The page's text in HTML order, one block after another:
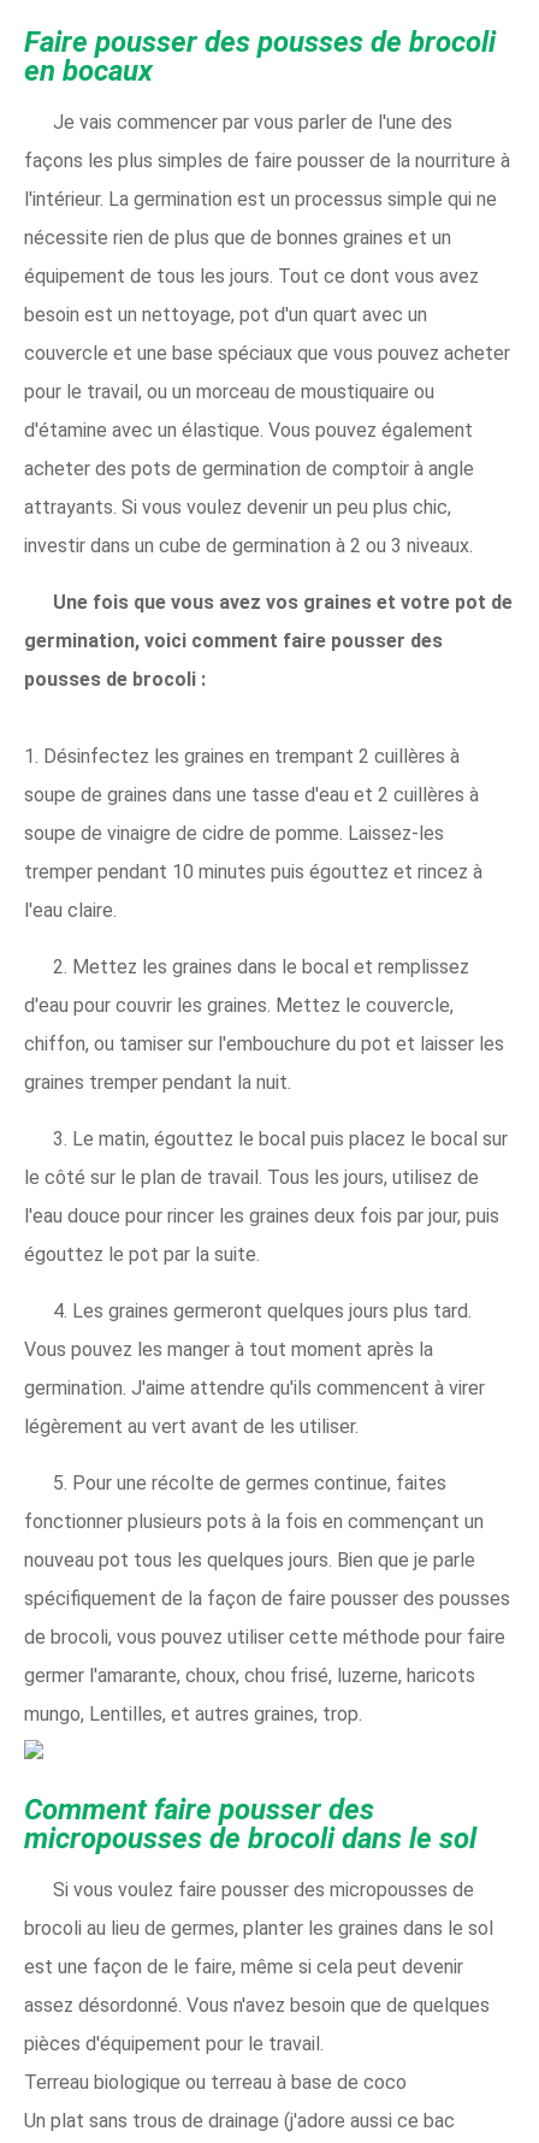
Faire pousser des pousses de brocoli
en bocaux
Je vais commencer par vous parler de l'une des
façons les plus simples de faire pousser de la nourriture à
l'intérieur. La germination est un processus simple qui ne
nécessite rien de plus que de bonnes graines et un
équipement de tous les jours. Tout ce dont vous avez
besoin est un nettoyage, pot d'un quart avec un
couvercle et une base spéciaux que vous pouvez acheter
pour le travail, ou un morceau de moustiquaire ou
d'étamine avec un élastique. Vous pouvez également
acheter des pots de germination de comptoir à angle
attrayants. Si vous voulez devenir un peu plus chic,
investir dans un cube de germination à 2 ou 3 niveaux.
Une fois que vous avez vos graines et votre pot de
germination, voici comment faire pousser des
pousses de brocoli :
1. Désinfectez les graines en trempant 2 cuillères à
soupe de graines dans une tasse d'eau et 2 cuillères à
soupe de vinaigre de cidre de pomme. Laissez-les
tremper pendant 10 minutes puis égouttez et rincez à
l'eau claire.
2. Mettez les graines dans le bocal et remplissez
d'eau pour couvrir les graines. Mettez le couvercle,
chiffon, ou tamiser sur l'embouchure du pot et laisser les
graines tremper pendant la nuit.
3. Le matin, égouttez le bocal puis placez le bocal sur
le côté sur le plan de travail. Tous les jours, utilisez de
l'eau douce pour rincer les graines deux fois par jour, puis
égouttez le pot par la suite.
4. Les graines germeront quelques jours plus tard.
Vous pouvez les manger à tout moment après la
germination. J'aime attendre qu'ils commencent à virer
légèrement au vert avant de les utiliser.
5. Pour une récolte de germes continue, faites
fonctionner plusieurs pots à la fois en commençant un
nouveau pot tous les quelques jours. Bien que je parle
spécifiquement de la façon de faire pousser des pousses
de brocoli, vous pouvez utiliser cette méthode pour faire
germer l'amarante, choux, chou frisé, luzerne, haricots
mungo, Lentilles, et autres graines, trop.
Comment faire pousser des
micropousses de brocoli dans le sol
Si vous voulez faire pousser des micropousses de
brocoli au lieu de germes, planter les graines dans le sol
est une façon de le faire, même si cela peut devenir
assez désordonné. Vous n'avez besoin que de quelques
pièces d'équipement pour le travail.
Terreau biologique ou terreau à base de coco
Un plat sans trous de drainage (j'adore aussi ce bac